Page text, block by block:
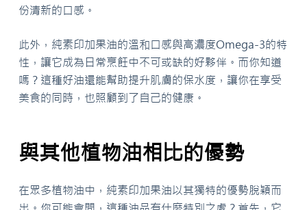
份清新的口感。
此外，純素印加果油的溫和口感與高濃度Omega-3的特
性，讓它成為日常烹飪中不可或缺的好夥伴。而你知道
嗎？這種好油還能幫助提升肌膚的保水度，讓你在享受
美食的同時，也照顧到了自己的健康。
與其他植物油相比的優勢
在眾多植物油中，純素印加果油以其獨特的優勢脫穎而